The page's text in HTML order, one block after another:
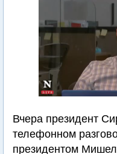
Вчера президент
телефонном
президентом